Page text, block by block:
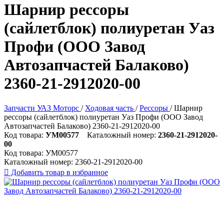
Шарнир рессоры
(сайлетблок) полиуретан Уаз
Профи (ООО Завод
Автозапчастей Балаково)
2360-21-2912020-00
Запчасти УАЗ Моторс / Ходовая часть / Рессоры / Шарнир
рессоры (сайлетблок) полиуретан Уаз Профи (ООО Завод
Автозапчастей Балаково) 2360-21-2912020-00
Код товара: УМ00577 Каталожный номер: 2360-21-2912020-
00
Код товара: УМ00577
Каталожный номер: 2360-21-2912020-00
 Добавить товар в избранное